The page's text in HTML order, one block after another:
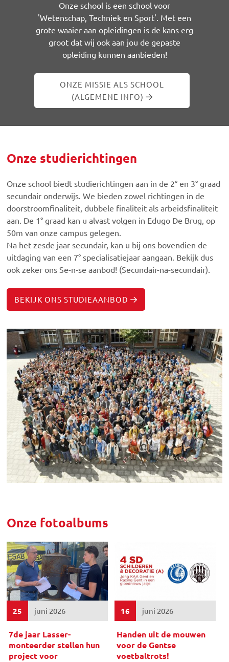
Onze school is een school voor
'Wetenschap, Techniek en Sport'. Met een
grote waaier aan opleidingen is de kans erg
groot dat wij ook aan jou de gepaste
opleiding kunnen aanbieden!
ONZE MISSIE ALS SCHOOL
(ALGEMENE INFO)
Onze studierichtingen
Onze school biedt studierichtingen aan in de 2° en 3° graad
secundair onderwijs. We bieden zowel richtingen in de
doorstroomfinaliteit, dubbele finaliteit als arbeidsfinaliteit
aan. De 1° graad kan u alvast volgen in Edugo De Brug, op
50m van onze campus gelegen.
Na het zesde jaar secundair, kan u bij ons bovendien de
uitdaging van een 7° specialisatiejaar aangaan. Bekijk dus
ook zeker ons Se-n-se aanbod! (Secundair-na-secundair).
BEKIJK ONS STUDIEAANBOD
Onze fotoalbums
25 juni 2026
7de jaar Lasser-
monteerder stellen hun
project voor
16 juni 2026
Handen uit de mouwen
voor de Gentse
voetbaltrots!